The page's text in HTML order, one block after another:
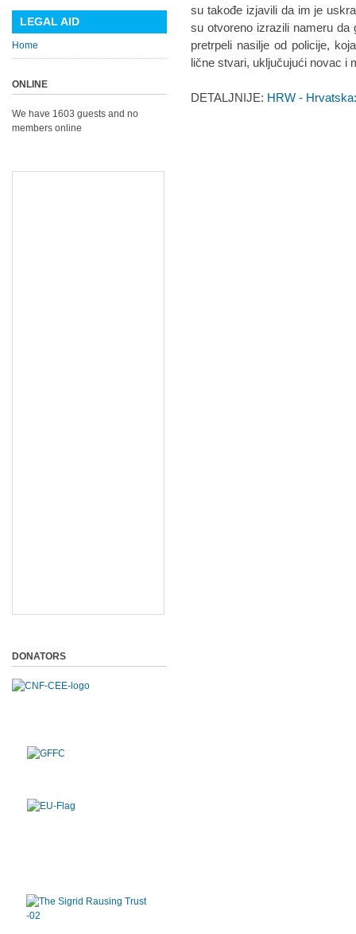
su takođe izjavili da im je
su otvoreno izrazili nameru da
pretrpeli nasilje od policije,
lične stvari, uključujući novac i
DETALJNIJE: HRW -
LEGAL AID
Home
ONLINE
We have 1603 guests and no
members online
DONATORS